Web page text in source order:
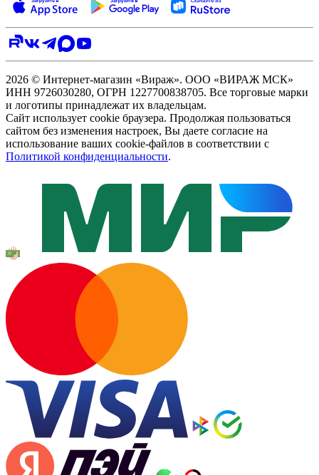
2026 © Интернет-магазин «Вираж». ООО «ВИРАЖ МСК»
ИНН 9726030280, ОГРН 1227700838705. Все торговые марки
и логотипы принадлежат их владельцам.
Сайт использует cookie браузера. Продолжая пользоваться
сайтом без изменения настроек, Вы даете согласие на
использование ваших cookie-файлов в соответствии с
Политикой конфиденциальности.